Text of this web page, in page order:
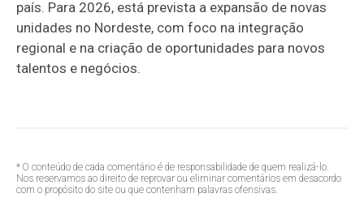
país. Para 2026, está prevista a expansão de novas
unidades no Nordeste, com foco na integração
regional e na criação de oportunidades para novos
talentos e negócios.
* O conteúdo de cada comentário é de responsabilidade de quem realizá-lo.
Nos reservamos ao direito de reprovar ou eliminar comentários em desacordo
com o propósito do site ou que contenham palavras ofensivas.